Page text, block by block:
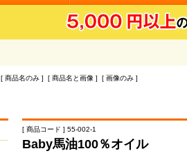
[ 商品名のみ ] [ 商品名と画像 ] [ 画像のみ ]
[ 商品コード ] 55-002-1
Baby馬油100％オイル